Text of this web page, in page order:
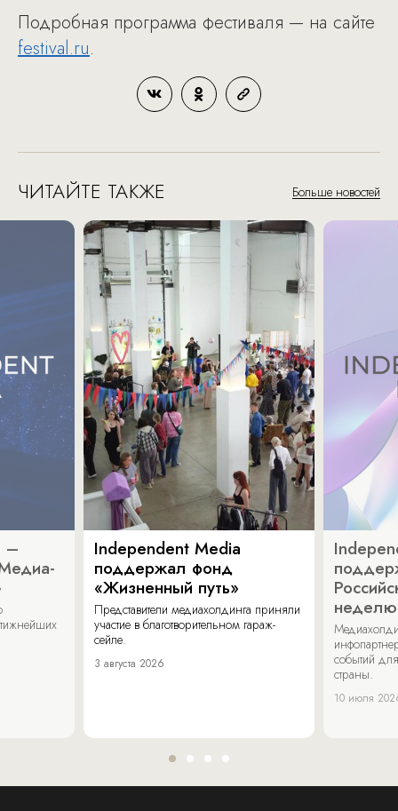
Подробная программа фестиваля — на сайте
festival.ru.
ЧИТАЙТЕ ТАКЖЕ Больше новостей
–
Independent Media
поддержал фонд
«Жизненный путь»
Представители медиахолдинга приняли
участие в благотворительном гараж-
сейле.
3 августа 2026
неделю
событий
страны.
10 июля